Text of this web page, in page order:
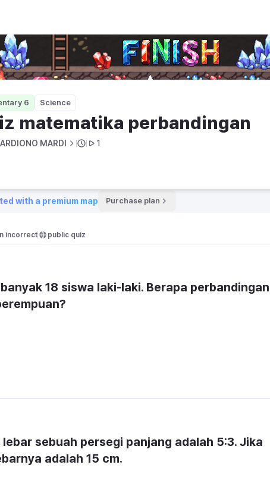
6 Science
matematika perbandingan
MARDI 1
with a premium map Purchase plan
incorrect public quiz
18 siswa laki-laki. Berapa perbandingan
sebuah persegi panjang adalah 5:3. Jika
adalah 15 cm.